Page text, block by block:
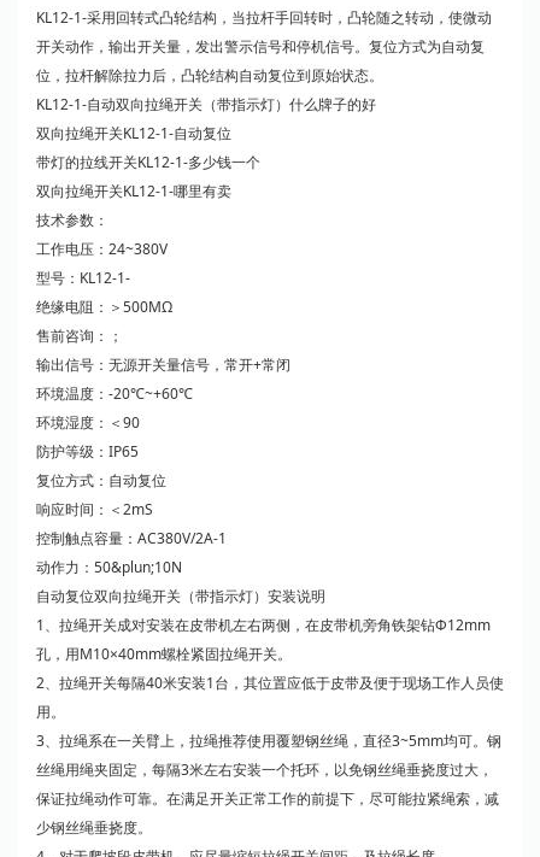
动作力：50&plun;10N
KL12-1-采用回转式凸轮结构，当拉杆手回转时，凸轮随之转动，使微动
开关动作，输出开关量，发出警示信号和停机信号。复位方式为自动复
位，拉杆解除拉力后，凸轮结构自动复位到原始状态。
KL12-1-自动双向拉绳开关（带指示灯）什么牌子的好
双向拉绳开关KL12-1-自动复位
带灯的拉线开关KL12-1-多少钱一个
双向拉绳开关KL12-1-哪里有卖
技术参数：
工作电压：24~380V
型号：KL12-1-
绝缘电阻：＞500MΩ
售前咨询：；
输出信号：无源开关量信号，常开+常闭
环境温度：-20℃~+60℃
环境湿度：＜90
防护等级：IP65
复位方式：自动复位
响应时间：＜2mS
控制触点容量：AC380V/2A-1
动作力：50&plun;10N
自动复位双向拉绳开关（带指示灯）安装说明
1、拉绳开关成对安装在皮带机左右两侧，在皮带机旁角铁架钻Ф12mm
孔，用M10×40mm螺栓紧固拉绳开关。
2、拉绳开关每隔40米安装1台，其位置应低于皮带及便于现场工作人员使
用。
3、拉绳系在一关臂上，拉绳推荐使用覆塑钢丝绳，直径3~5mm均可。钢
丝绳用绳夹固定，每隔3米左右安装一个托环，以免钢丝绳垂挠度过大，
保证拉绳动作可靠。在满足开关正常工作的前提下，尽可能拉紧绳索，减
少钢丝绳垂挠度。